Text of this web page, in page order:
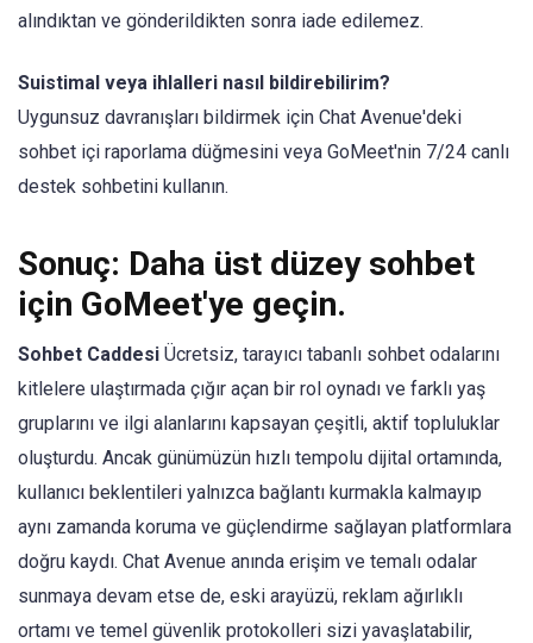
alındıktan ve gönderildikten sonra iade edilemez.
Suistimal veya ihlalleri nasıl bildirebilirim?
Uygunsuz davranışları bildirmek için Chat Avenue'deki
sohbet içi raporlama düğmesini veya GoMeet'nin 7/24 canlı
destek sohbetini kullanın.
Sonuç: Daha üst düzey sohbet
için GoMeet'ye geçin.
Sohbet Caddesi Ücretsiz, tarayıcı tabanlı sohbet odalarını
kitlelere ulaştırmada çığır açan bir rol oynadı ve farklı yaş
gruplarını ve ilgi alanlarını kapsayan çeşitli, aktif topluluklar
oluşturdu. Ancak günümüzün hızlı tempolu dijital ortamında,
kullanıcı beklentileri yalnızca bağlantı kurmakla kalmayıp
aynı zamanda koruma ve güçlendirme sağlayan platformlara
doğru kaydı. Chat Avenue anında erişim ve temalı odalar
sunmaya devam etse de, eski arayüzü, reklam ağırlıklı
ortamı ve temel güvenlik protokolleri sizi yavaşlatabilir,